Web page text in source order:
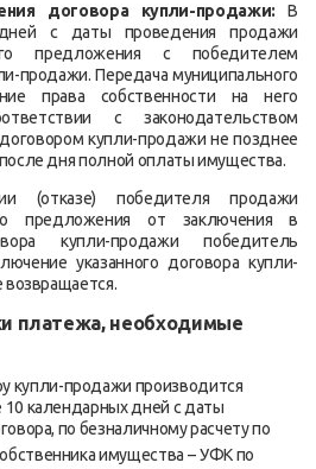
договора купли-продажи:В
с даты проведения продажи
предложения с победителем
продажи. Передача муниципального
права собственности на него
с законодательством
купли-продажи не позднее
дня полной оплаты имущества.
(отказе) победителя продажи
предложения от заключения в
купли-продажи победитель
указанного договора купли-
платежа, необходимые
купли-продажи производится
календарных дней с даты
по безналичному расчету по
имущества – УФК по